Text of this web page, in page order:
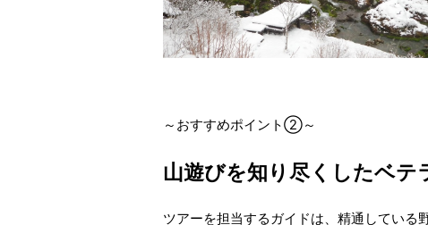
～おすすめポイント②～
山遊びを知り尽くしたベテ
ツアーを担当するガイドは、精通している